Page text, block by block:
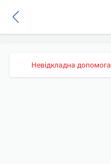
Невідкладна допомога